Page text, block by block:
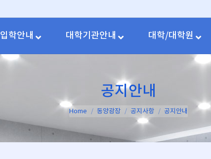
입학안내 대학기관안내 대학/대학원
공지안내
You are here:
Home 동양광장 공지사항 공지안내